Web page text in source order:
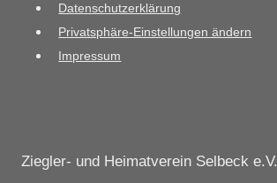
Datenschutzerklärung
Privatsphäre-Einstellungen ändern
Impressum
Ziegler- und Heimatverein Selbeck e.V.